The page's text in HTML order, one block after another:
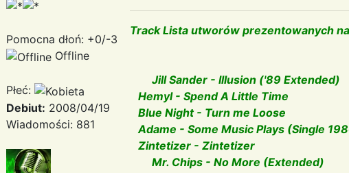
Pomocna dłoń: +0/-3
Offline
Płeć:
Debiut: 2008/04/19
Wiadomości: 881
Track Lista utworów prezentowanych
Jill Sander - Illusion ('89 Extended)
Hemyl - Spend A Little Time
Blue Night - Turn me Loose
Adame - Some Music Plays (Single
Zintetizer - Zintetizer
Mr. Chips - No More (Extended)